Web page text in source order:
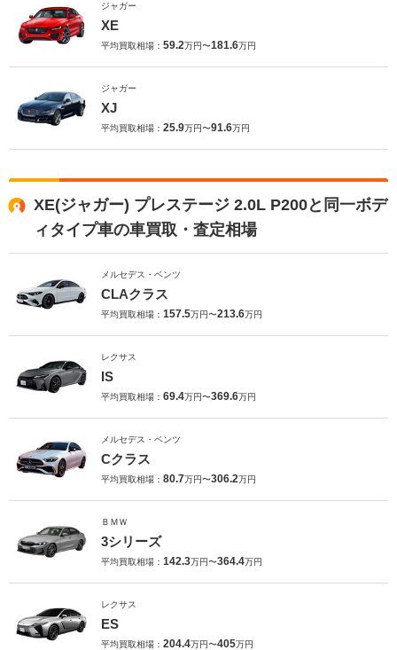
ジャガー
XE
平均買取相場： 59.2万円〜181.6万円
ジャガー
XJ
平均買取相場： 25.9万円〜91.6万円
XE(ジャガー) プレステージ 2.0L P200と同一ボデ
ィタイプ車の車買取・査定相場
メルセデス・ベンツ
CLAクラス
平均買取相場： 157.5万円〜213.6万円
レクサス
IS
平均買取相場： 69.4万円〜369.6万円
メルセデス・ベンツ
Cクラス
平均買取相場： 80.7万円〜306.2万円
ＢＭＷ
3シリーズ
平均買取相場： 142.3万円〜364.4万円
レクサス
ES
平均買取相場： 204.4万円〜405万円